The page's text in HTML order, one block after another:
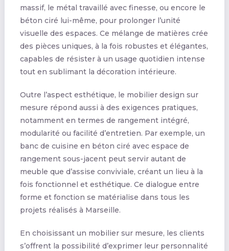
massif, le métal travaillé avec finesse, ou encore le
béton ciré lui-même, pour prolonger l’unité
visuelle des espaces. Ce mélange de matières crée
des pièces uniques, à la fois robustes et élégantes,
capables de résister à un usage quotidien intense
tout en sublimant la décoration intérieure.
Outre l’aspect esthétique, le mobilier design sur
mesure répond aussi à des exigences pratiques,
notamment en termes de rangement intégré,
modularité ou facilité d’entretien. Par exemple, un
banc de cuisine en béton ciré avec espace de
rangement sous-jacent peut servir autant de
meuble que d’assise conviviale, créant un lieu à la
fois fonctionnel et esthétique. Ce dialogue entre
forme et fonction se matérialise dans tous les
projets réalisés à Marseille.
En choisissant un mobilier sur mesure, les clients
s’offrent la possibilité d’exprimer leur personnalité